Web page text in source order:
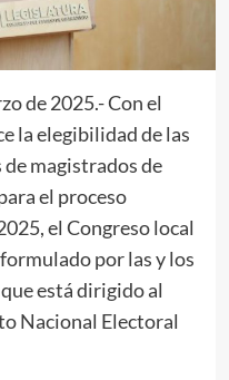
de 2025.- Con el
la elegibilidad de las
de magistrados de
el proceso
el Congreso local
por las y los
está dirigido al
Nacional Electoral